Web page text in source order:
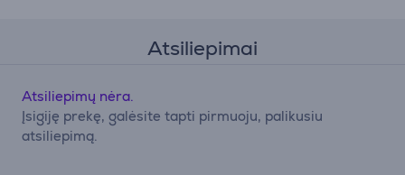
Atsiliepimai
Atsiliepimų nėra.
Įsigiję prekę, galėsite tapti pirmuoju, palikusiu
atsiliepimą.